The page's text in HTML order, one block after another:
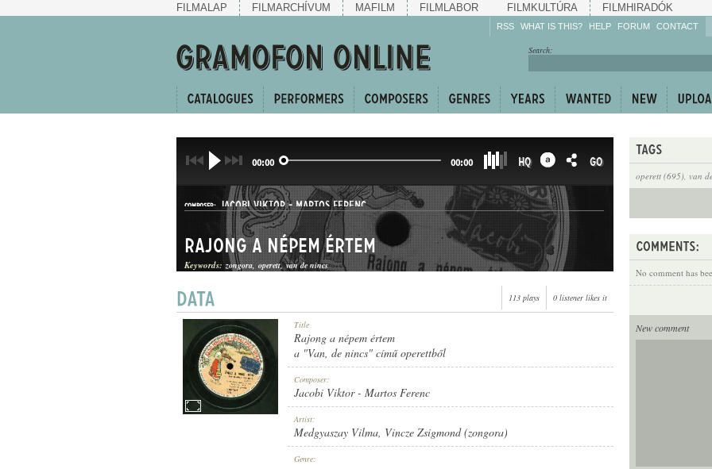
FILMALAP FILMARCHÍVUM MAFILM FILMLABOR FILMKULTÚRA FILMHIRADÓK
RSS WHAT IS THIS? HELP
Enrich!
Share!
FORUM CONTACT
Search:
operett (695), van
No comment has
New comment
00:00 00:00 HQ GO
COMPOSER: JACOBI VIKTOR-MARTOS FERENC
SANZON
Rajong a népem értem
Keywords: zongora operett van de nincs
113 plays 0 listener likes it
Title
Rajong a népem értem
a "Van, de nincs" című operettből
Composer:
Jacobi Viktor- Martos Ferenc
Artist:
Medgyaszay Vilma, Vincze Zsigmond (zongora)
Genre: